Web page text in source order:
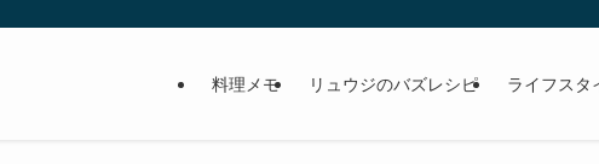
料理メモ リュウジのバズレシピ ライフスタ